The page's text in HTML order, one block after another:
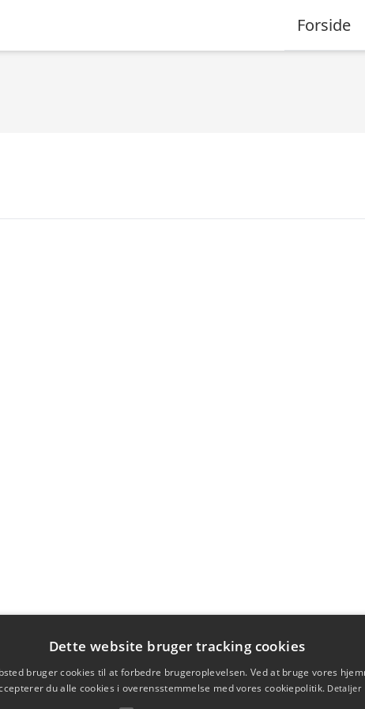
Forside
Dette website bruger tracking cookies
bruger cookies til at forbedre brugeroplevelsen. Ved at bruge vores
du alle cookies i overensstemmelse med vores cookiepolitik. Detaljer